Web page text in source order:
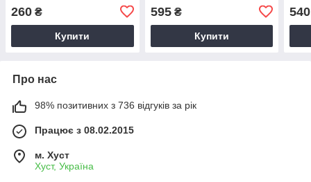
260 ₴
Купити
595₴
Купити
кг.
540
Про нас
98% позитивних з 736 відгуків за рік
Працює з 08.02.2015
м. Хуст
Хуст, Україна